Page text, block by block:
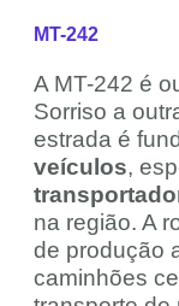
MT-242
A MT-242 é
Sorriso a
estrada é
veículos,
na região. A
de produção
caminhões